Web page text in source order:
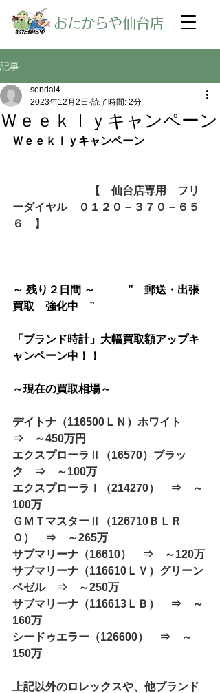
​おたからや仙台店
記事
Ｗｅｅｋｌｙキャンペーン
sendai4
2023年12月2日 読了時間: 2分
Ｗｅｅｋｌｙキャンペーン
【　仙台店専用　フリ
ーダイヤル　０１２０－３７０－６５
６　】
～ 残り２日間 ～　　　”　郵送・出張
買取　強化中　”
「ブランド時計」大幅買取額アップキ
ャンペーン中！！
～現在の買取相場～
デイトナ（116500ＬＮ）ホワイト
⇒　～450万円
エクスプローラⅡ（16570）ブラッ
ク　⇒　～100万
エクスプローラⅠ（214270）　⇒　～
100万
ＧＭＴマスターⅡ（126710ＢＬＲ
Ｏ）　⇒　～265万
サブマリーナ（16610）　⇒　～120万
サブマリーナ（116610ＬＶ）グリーン
ベゼル　⇒　～250万
サブマリーナ（116613ＬＢ）　⇒　～
160万
シードゥエラー（126600）　⇒　～
150万
上記以外のロレックスや、他ブランド